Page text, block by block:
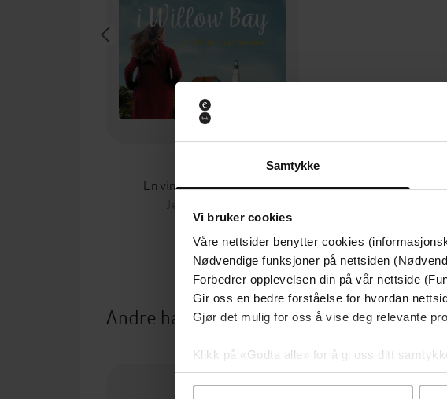
Samtykke
Vi bruker cookies
Våre nettsider benytter cookies
Nødvendige funksjoner på nettsiden
Forbedrer opplevelsen din på vår nettside
Gir oss en bedre forståelse for hvordan
Gjør det mulig for oss å vise deg relevante
Klikk på «Godta alle» for å gi oss ditt
samtykke til spesifikke formål ved å klikke
En vinter i Willow Bay
LYDBOK
Andre har også kjøpt
Premium